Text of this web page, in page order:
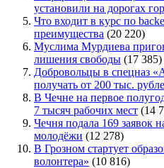
установили на дорогах
Что входит в курс по
преимущества (20 220)
Муслима Мурдиева
лишения свободы (17 385)
Добровольцы в спецназ
получать от 200 тыс.
В Чечне на первое
7 тысяч рабочих мест (14
Чечня подала 169 заявок
молодёжи (12 278)
В Грозном стартует
волонтера» (10 816)